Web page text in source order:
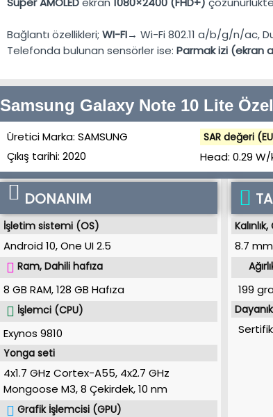
Bağlantı özellikleri; WI-FI→ Wi-Fi 802.11 a/b/g/n/ac,
Telefonda bulunan sensörler ise: Parmak izi (ekran
Samsung Galaxy Note 10 Lite
Üretici Marka: SAMSUNG
Çıkış tarihi: 2020
SAR değeri
Head: 0.29
DONANIM
İşletim sistemi (OS)
Android 10,One UI 2.5
Ram, Dahili hafıza
8 GB RAM,128 GB Hafıza
İşlemci (CPU)
Exynos 9810
Yonga seti
4x1.7 GHz Cortex-A55, 4x2.7 GHz
Mongoose M3, 8 Çekirdek,10 nm
Grafik İşlemcisi (GPU)
8.7 mm
199